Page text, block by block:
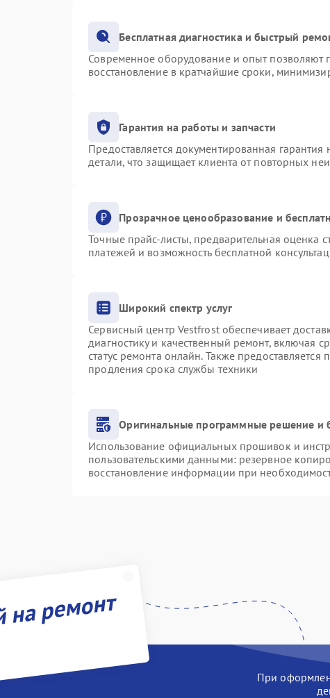
Бесплатная диагностика и быстрый
Современное оборудование и опыт позволяют
восстановление в кратчайшие сроки,
Гарантия на работы и запчасти
Предоставляется документированная
детали, что защищает клиента от повторных
Прозрачное ценообразование и
Точные прайс-листы, предварительная оценка
платежей и возможность бесплатной
Широкий спектр услуг
Сервисный центр Vestfrost обеспечивает
диагностику и качественный ремонт, включая
статус ремонта онлайн. Также
продления срока службы техники
Оригинальные программные решение и
Использование официальных прошивок и
пользовательскими данными: резервное
восстановление информации при
ремонт
При